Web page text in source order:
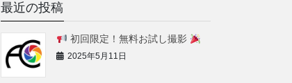
最近の投稿
初回限定！無料お試し撮影
2025年5月11日